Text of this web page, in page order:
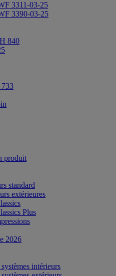
3311-03-25
3390-03-25
840
produit
standard
extérieures
Plus
2026
intérieurs